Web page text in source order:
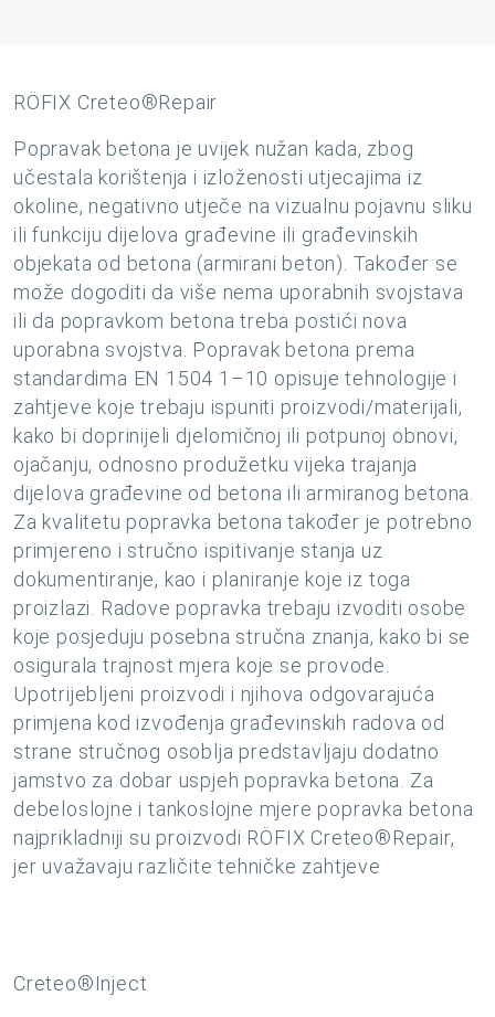
RÖFIX Creteo®Repair
Popravak betona je uvijek nužan kada, zbog
učestala korištenja i izloženosti utjecajima iz
okoline, negativno utječe na vizualnu pojavnu sliku
ili funkciju dijelova građevine ili građevinskih
objekata od betona (armirani beton). Također se
može dogoditi da više nema uporabnih svojstava
ili da popravkom betona treba postići nova
uporabna svojstva. Popravak betona prema
standardima EN 1504 1–10 opisuje tehnologije i
zahtjeve koje trebaju ispuniti proizvodi/materijali,
kako bi doprinijeli djelomičnoj ili potpunoj obnovi,
ojačanju, odnosno produžetku vijeka trajanja
dijelova građevine od betona ili armiranog betona.
Za kvalitetu popravka betona također je potrebno
primjereno i stručno ispitivanje stanja uz
dokumentiranje, kao i planiranje koje iz toga
proizlazi. Radove popravka trebaju izvoditi osobe
koje posjeduju posebna stručna znanja, kako bi se
osigurala trajnost mjera koje se provode.
Upotrijebljeni proizvodi i njihova odgovarajuća
primjena kod izvođenja građevinskih radova od
strane stručnog osoblja predstavljaju dodatno
jamstvo za dobar uspjeh popravka betona. Za
debeloslojne i tankoslojne mjere popravka betona
najprikladniji su proizvodi RÖFIX Creteo®Repair,
jer uvažavaju različite tehničke zahtjeve
Creteo®Inject